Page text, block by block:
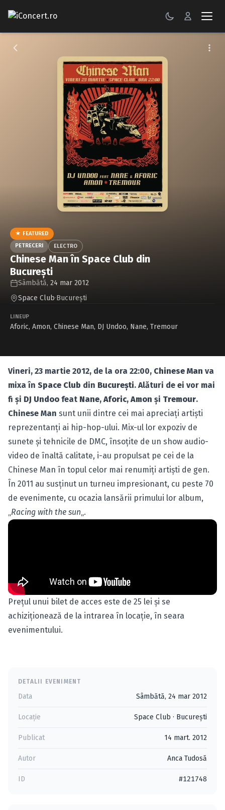
CONCERTE
Caută în site...
★ FEATURED
PETRECERI
ELECTRO
Chinese Man în Space Club din
Bucureşti
Sâmbătă, 24 mar 2012
Space Club·Bucureşti
LINEUP
Aforic, Amon, Chinese Man, DJ Undoo, Nane, Tremour
Vineri, 23 martie 2012, de la ora 22:00, Chinese Man va
mixa în Space Club din Bucureşti. Alături de ei vor mai
fi şi DJ Undoo feat Nane,Aforic,Amon şi Tremour.
Chinese Man sunt unii dintre cei mai apreciaţi artişti
reprezentanţi ai hip-hop-ului. Mix-ul lor expoziv de
sunete şi tehnicile de DMC, însoţite de un show audio-
video de înaltă calitate, i-au propulsat pe cei de la
Chinese Man în topul celor mai renumiţi artişti de gen.
În 2011 au susţinut un turneu impresionant, cu peste 70
de evenimente, cu ocazia lansării primului lor album,
„Racing with the sun„.
Preţul unui bilet de acces este de 25 lei şi se
achiziţionează de la intrarea în locaţie, în seara
evenimentului.
DETALII EVENIMENT
Data Sâmbătă, 24 mar 2012
Locație Space Club · Bucureşti
Publicat 14 mart. 2012
Autor Anca Tudosă
ID #121748